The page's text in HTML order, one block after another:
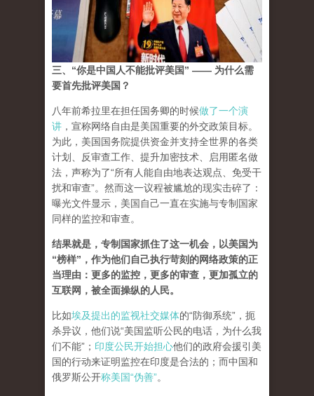
三、“你是中国人不能批评美国” —— 为什么需
要首先批评美国？
八年前希拉里在担任国务卿的时候做了一个演
讲 ，宣称网络自由是美国重要的外交政策目标。
为此，美国国务院提供资金并支持全世界的各类
计划、反审查工作、提升加密技术、启用匿名做
法，声称为了“所有人能自由地表达观点、免受干
扰和审查”。然而这一议程被尴尬的现实击碎了：
曝光文件显示，美国自己一直在实施与专制国家
同样的监控和审查。
结果就是，专制国家抓住了这一机会，以美国为
“榜样”，作为他们自己执行苛刻的网络政策的正
当理由：更多的监控，更多的审查，更加孤立的
互联网，被全面操纵的人民。
比如埃及提出的监视社交媒体的“防御系统”，扼
杀异议，他们说“美国监听公民的电话，为什么我
们不能”； 印度公民开始担心他们的政府会援引美
国的行动来证明监控在印度是合法的；而中国和
俄罗斯公开称美国“伪善”。